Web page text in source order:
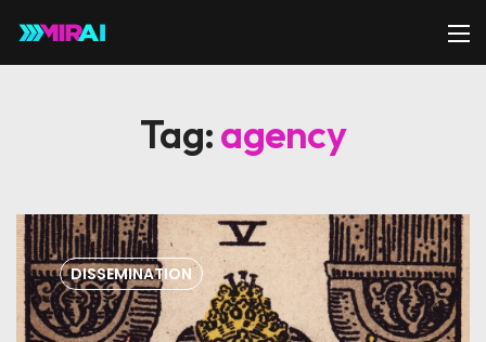
Tag:agency
DISSEMINATION